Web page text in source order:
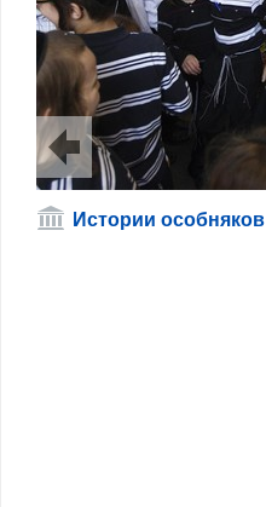
Истории особняков